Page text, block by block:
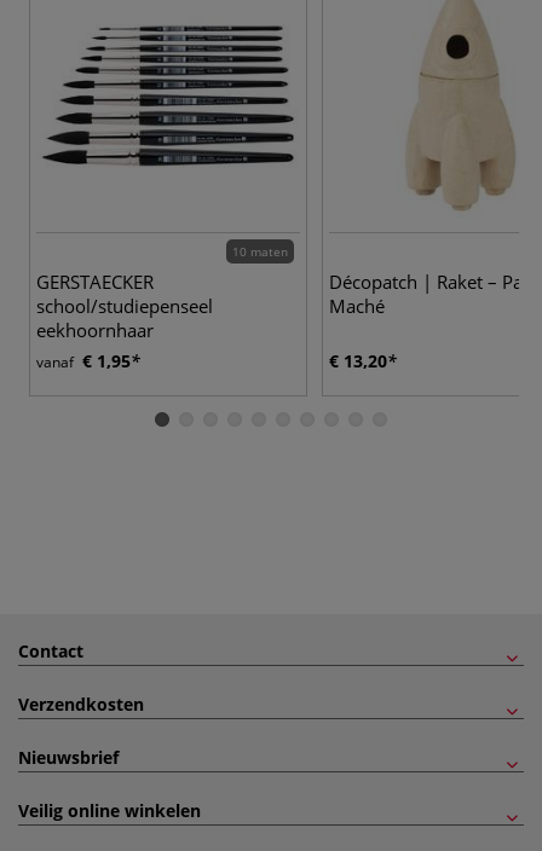
10 maten
GERSTAECKER
school/studiepenseel
eekhoornhaar
vanaf € 1,95
Décopatch | Raket –
Maché
€ 13,20
Contact
Verzendkosten
Nieuwsbrief
Veilig online winkelen